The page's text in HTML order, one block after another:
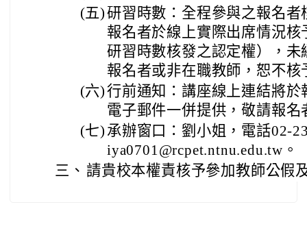
(五)研習時數：全程參與之報名
報名者於線上實際出席情況
研習時數核發之認定權），
報名者或非在職教師，恕不核
(六)行前通知：講座線上連結將
電子郵件一併提供，敬請報
(七) 承辦窗口：劉小姐，電話02-
iya0701@rcpet.ntnu.edu.tw。
三、 請貴校本權責核予參加教師公假